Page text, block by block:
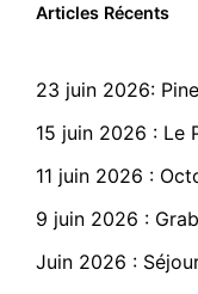
Articles Récents
23 juin 2026:
15 juin 2026 : Le
11 juin 2026 :
9 juin 2026 :
Juin 2026 :